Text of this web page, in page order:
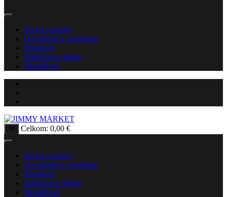
Servis a opravy
Ozvučenie a osvetlenie
Prenájom
Nahrávacie štúdio
ŠkolaNové
Celkom: 0,00 €
Servis a opravy
Ozvučenie a osvetlenie
Prenájom
Nahrávacie štúdio
ŠkolaNové